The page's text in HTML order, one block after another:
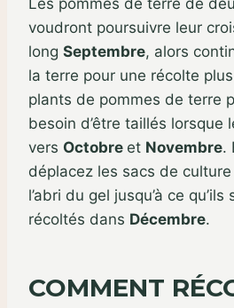
voudront poursuivre leur
long Septembre, alors
la terre pour une récolte
plants de pommes de terre
besoin d’être taillés lorsque
vers Octobre et Novembre.
déplacez les sacs de
l’abri du gel jusqu’à ce
récoltés dans Décembre.
COMMENT